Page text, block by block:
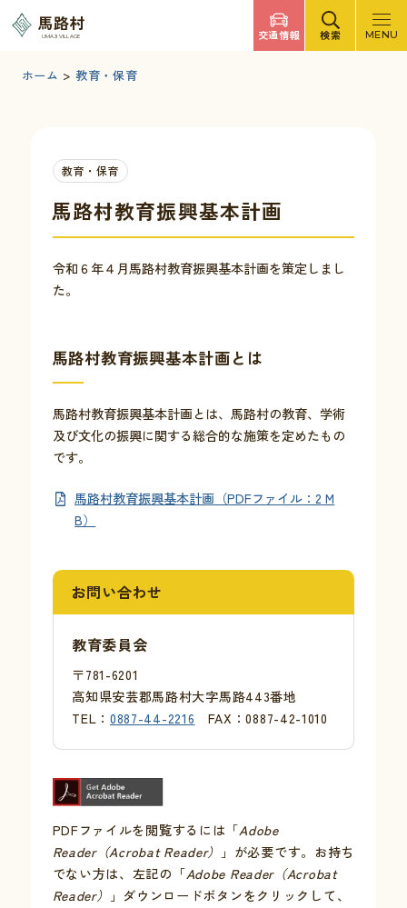
馬路村
UMAJI VILLAGE 交通情報 検索 MENU
ホーム > 教育・保育
教育・保育
馬路村教育振興基本計画
令和６年４月馬路村教育振興基本計画を策定しまし
た。
馬路村教育振興基本計画とは
馬路村教育振興基本計画とは、馬路村の教育、学術
及び文化の振興に関する総合的な施策を定めたもの
です。
馬路村教育振興基本計画（PDFファイル：2 M
B）
お問い合わせ
教育委員会
〒781-6201
高知県安芸郡馬路村大字馬路443番地
TEL： 0887-44-2216 FAX：0887-42-1010
PDFファイルを閲覧するには「Adobe
Reader（Acrobat Reader） 」が必要です。お持ち
でない方は、左記の「Adobe Reader（Acrobat
Reader） 」ダウンロードボタンをクリックして、
くらしの情報
観光・イベント
例規集
文字サイズ